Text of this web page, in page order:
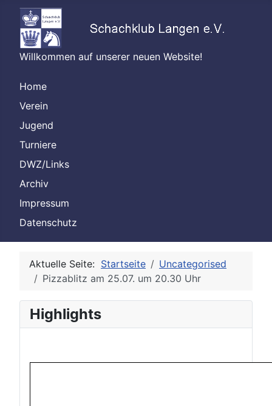
Willkommen auf unserer neuen Website!
Home
Verein
Jugend
Turniere
DWZ/Links
Archiv
Impressum
Datenschutz
Aktuelle Seite: Startseite
Uncategorised
Pizzablitz am 25.07. um 20.30 Uhr
Highlights